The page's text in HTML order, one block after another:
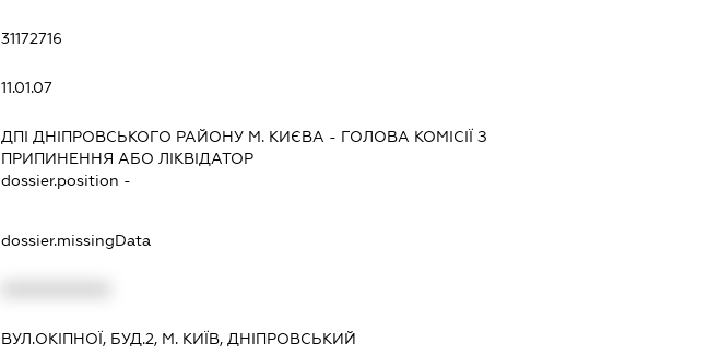
31172716
11.01.07
ДПІ ДНІПРОВСЬКОГО РАЙОНУ М. КИЄВА - ГОЛОВА КОМІСІЇ З
ПРИПИНЕННЯ АБО ЛІКВІДАТОР
dossier.position -
dossier.missingData
ВУЛ.ОКІПНОЇ, БУД.2, М. КИЇВ, ДНІПРОВСЬКИЙ